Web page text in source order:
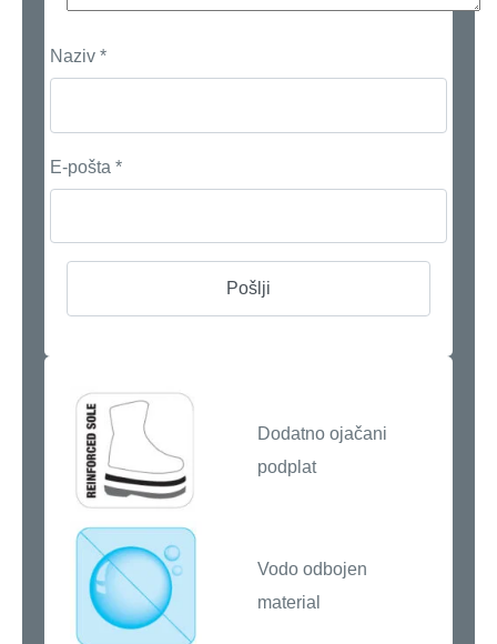
Naziv *
E-pošta *
Dodatno ojačani
podplat
Vodo odbojen
material